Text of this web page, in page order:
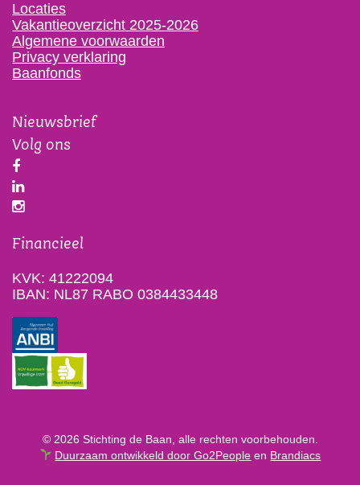
Locaties
Vakantieoverzicht 2025-2026
Algemene voorwaarden
Privacy verklaring
Baanfonds
Nieuwsbrief
Volg ons
Financieel
KVK: 41222094
IBAN: NL87 RABO 0384433448
© 2026 Stichting de Baan, alle rechten voorbehouden.
Duurzaam ontwikkeld door Go2People en Brandiacs